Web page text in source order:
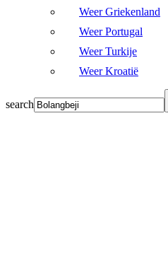
Weer Griekenland
Weer Portugal
Weer Turkije
Weer Kroatië
search